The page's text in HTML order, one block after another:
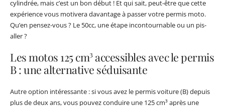
cylindrée, mais c’est un bon début ! Et qui sait, peut-être que cette
expérience vous motivera davantage à passer votre permis moto.
Qu’en pensez-vous ? Le 50cc, une étape incontournable ou un pis-
aller ?
Les motos 125 cm³ accessibles avec le permis
B : une alternative séduisante
Autre option intéressante : si vous avez le permis voiture (B) depuis
plus de deux ans, vous pouvez conduire une 125 cm³ après une